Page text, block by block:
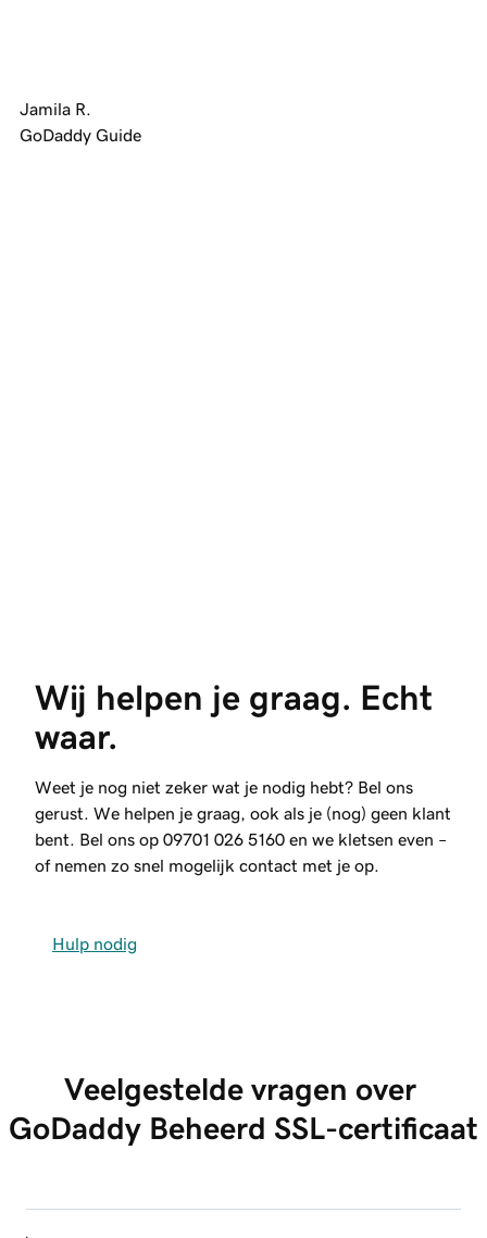
Jamila R.
GoDaddy Guide
Wij helpen je graag. Echt
waar.
Weet je nog niet zeker wat je nodig hebt? Bel ons
gerust. We helpen je graag, ook als je (nog) geen klant
bent. Bel ons op 09701 026 5160 en we kletsen even –
of nemen zo snel mogelijk contact met je op.
Hulp nodig
Veelgestelde vragen over
GoDaddy Beheerd SSL-certificaat